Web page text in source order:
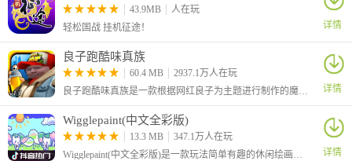
43.9MB
人在玩
轻松国战 挂机征途！
详情
良子跑酷味真族
60.4 MB
2937.1万人在玩
良子跑酷味真族是一款根据网红良子为主题进行制作的魔改地铁跑酷游戏，游戏原本的主角杰克变成了我们的大胃袋良子，跑酷路上的金币也变成了良子最爱吃的焖子！
详情
Wigglepaint(中文全彩版)
13.3 MB
347.1万人在玩
Wigglepaint(中文全彩版)是一款玩法简单有趣的休闲绘画涂鸦游戏，本次为大家带来的是中文全彩版本，该版本由B站UP主“角赤pulupo”制作，支持中文还有十六种色彩画笔，让你可以自由绘画涂鸦！
详情